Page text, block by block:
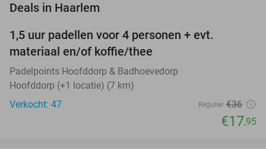
Deals in Haarlem
TODAY
1,5 uur padellen voor 4 personen + evt.
materiaal en/of koffie/thee
Padelpoints Hoofddorp & Badhoevedorp
Hoofddorp (+1 locatie) (7 km)
Verkocht: 47
Regulier €36
€17,95